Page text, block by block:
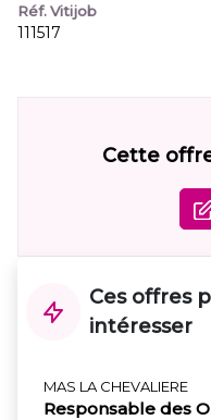
Réf. Vitijob
111517
Cette
Ces offres
intéresser
MAS LA CHEVALIERE
Responsable des